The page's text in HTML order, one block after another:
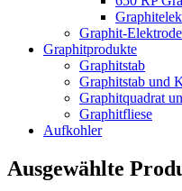
Graphit-
Graphitprodukte
Graphitstab
Graphitstab und
Graphitquadrat
Graphitfliese
Aufkohler
Ausgewählte